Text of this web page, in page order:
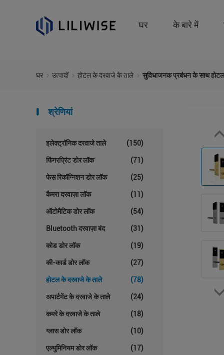
घर के बारे में
घर उत्पादों होटल के दरवाजे के ताले सुविधाजनक प्रबंधन के साथ होटल
श्रेणियां
इलेक्ट्रॉनिक दरवाजे ताले (150)
फिंगरप्रिंट डोर लॉक (71)
फेस रिकॉग्निशन डोर लॉक (25)
कैमरा दरवाज़ा लॉक (11)
ऑटोमैटिक डोर लॉक (54)
Bluetooth दरवाज़ा बंद (31)
कोड डोर लॉक (19)
की-कार्ड डोर लॉक (27)
होटल के दरवाजे के ताले (78)
अपार्टमेंट के दरवाजे के ताले (24)
कमरे के दरवाजे के ताले (18)
ग्लास डोर लॉक (10)
एल्युमिनियम डोर लॉक (17)